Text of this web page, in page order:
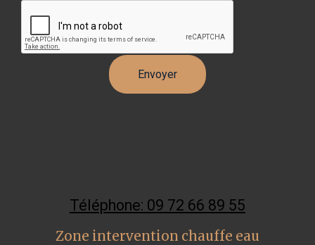
Téléphone: 09 72 66 89 55
Zone intervention chauffe eau